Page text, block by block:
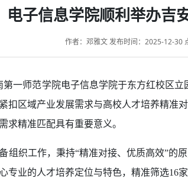
电子信息学院顺利举办吉
作者：邓雅文 发布时间：2025-12-30
第一师范学院电子信息学院于东方红校区
扣区域产业发展需求与高校人才培养精准
求精准匹配具有重要意义。
组织工作，秉持“精准对接、优质高效”的
专业的人才培养定位与特色，精准筛选16